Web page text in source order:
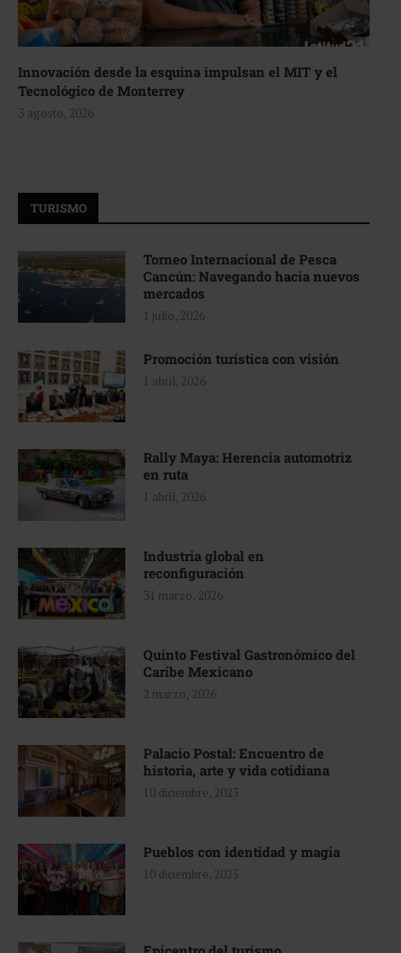
Innovación desde la esquina impulsan el MIT y el
Tecnológico de Monterrey
3 agosto, 2026
TURISMO
Torneo Internacional de Pesca
Cancún: Navegando hacia nuevos
mercados
1 julio, 2026
Promoción turística con visión
1 abril, 2026
Rally Maya: Herencia automotriz
en ruta
1 abril, 2026
Industria global en
reconfiguración
31 marzo, 2026
Quinto Festival Gastronómico del
Caribe Mexicano
2 marzo, 2026
Palacio Postal: Encuentro de
historia, arte y vida cotidiana
10 diciembre, 2025
Pueblos con identidad y magia
10 diciembre, 2025